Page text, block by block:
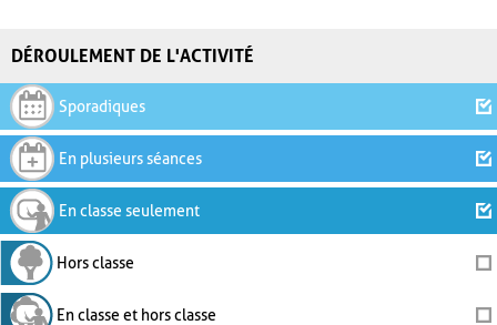
DÉROULEMENT DE L'ACTIVITÉ
Sporadiques
En plusieurs séances
En classe seulement
Hors classe
En classe et hors classe